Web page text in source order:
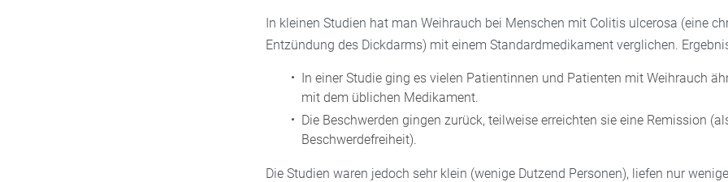
In kleinen Studien hat man Weihrauch bei Menschen mit Colitis ulcerosa (eine
Entzündung des Dickdarms) mit einem Standardmedikament verglichen.
In einer Studie ging es vielen Patientinnen und Patienten mit Weihrauch
mit dem üblichen Medikament.
Die Beschwerden gingen zurück, teilweise erreichten sie eine Remission
Beschwerdefreiheit).
Die Studien waren jedoch sehr klein (wenige Dutzend Personen), liefen nur